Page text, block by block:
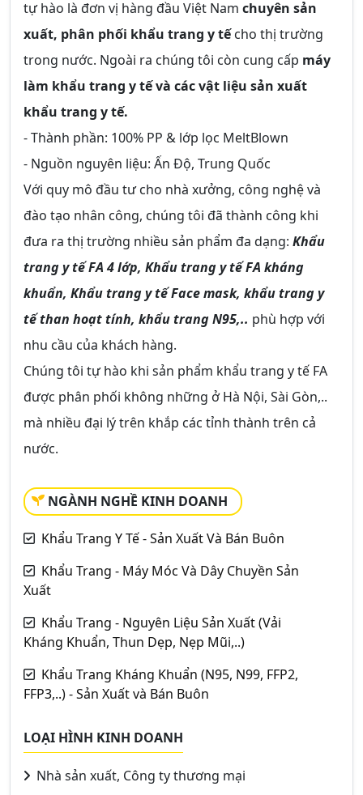
tự hào là đơn vị hàng đầu Việt Nam chuyên sản
xuất, phân phối khẩu trang y tếcho thị trường
trong nước. Ngoài ra chúng tôi còn cung cấp máy
làm khẩu trang y tế và các vật liệu sản xuất
khẩu trang y tế.
- Thành phần: 100% PP & lớp lọc MeltBlown
- Nguồn nguyên liệu: Ấn Độ, Trung Quốc
Với quy mô đầu tư cho nhà xưởng, công nghệ và
đào tạo nhân công, chúng tôi đã thành công khi
đưa ra thị trường nhiều sản phẩm đa dạng: Khẩu
trang y tế FA 4 lớp, Khẩu trang y tế FA kháng
khuẩn, Khẩu trang y tế Face mask, khẩu trang y
tế than hoạt tính, khẩu trang N95,.. phù hợp với
nhu cầu của khách hàng.
Chúng tôi tự hào khi sản phẩm khẩu trang y tế FA
được phân phối không những ở Hà Nội, Sài Gòn,..
mà nhiều đại lý trên khắp các tỉnh thành trên cả
nước.
NGÀNH NGHỀ KINH DOANH
Khẩu Trang Y Tế - Sản Xuất Và Bán Buôn
Khẩu Trang - Máy Móc Và Dây Chuyền Sản
Xuất
Khẩu Trang - Nguyên Liệu Sản Xuất (Vải
Kháng Khuẩn, Thun Dẹp, Nẹp Mũi,..)
Khẩu Trang Kháng Khuẩn (N95, N99, FFP2,
FFP3,..) - Sản Xuất và Bán Buôn
LOẠI HÌNH KINH DOANH
Nhà sản xuất, Công ty thương mại